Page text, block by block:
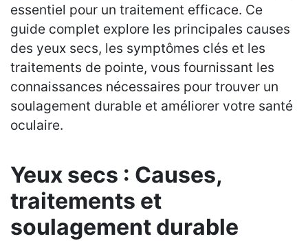
essentiel pour un traitement efficace. Ce
guide complet explore les principales causes
des yeux secs, les symptômes clés et les
traitements de pointe, vous fournissant les
connaissances nécessaires pour trouver un
soulagement durable et améliorer votre santé
oculaire.
Yeux secs : Causes,
traitements et
soulagement durable